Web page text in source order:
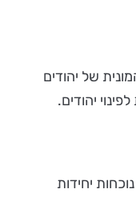
של יהודים
יהודים.
איפשר נוכחות יחידות